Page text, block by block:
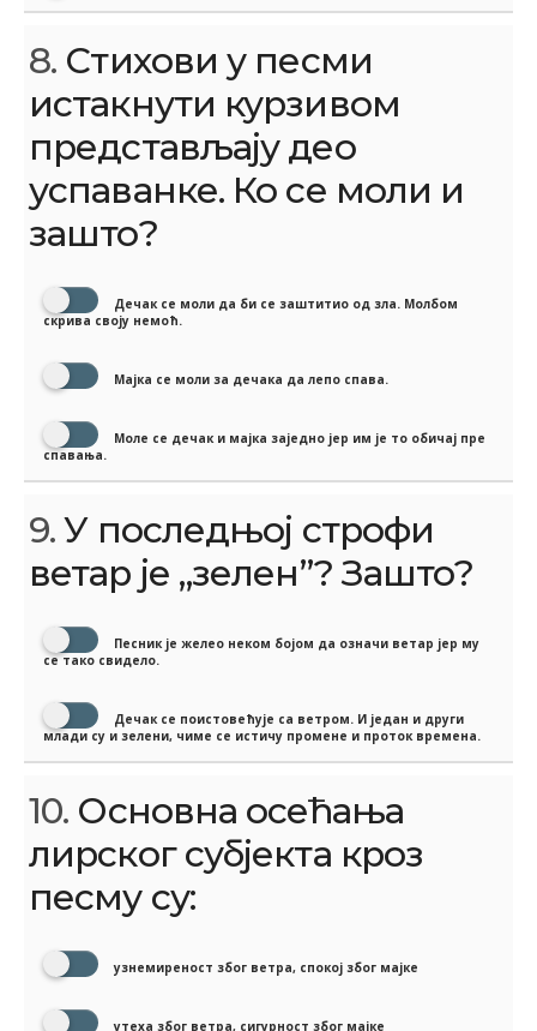
8. Стихови у песми
истакнути курзивом
представљају део
успаванке. Ко се моли и
зашто?
Дечак се моли да би се заштитио од зла. Молбом
скрива своју немоћ.
Мајка се моли за дечака да лепо спава.
Моле се дечак и мајка заједно јер им је то обичај пре
спавања.
9.У последњој строфи
ветар је „зелен”? Зашто?
Песник је желео неком бојом да означи ветар јер му
се тако свидело.
Дечак се поистовећује са ветром. И један и други
млади су и зелени, чиме се истичу промене и проток времена.
10. Основна осећања
лирског субјекта кроз
песму су:
узнемиреност због ветра, спокој због мајке
утеха због ветра, сигурност због мајке